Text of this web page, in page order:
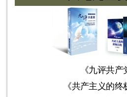
《九评共产
《共产主义的终